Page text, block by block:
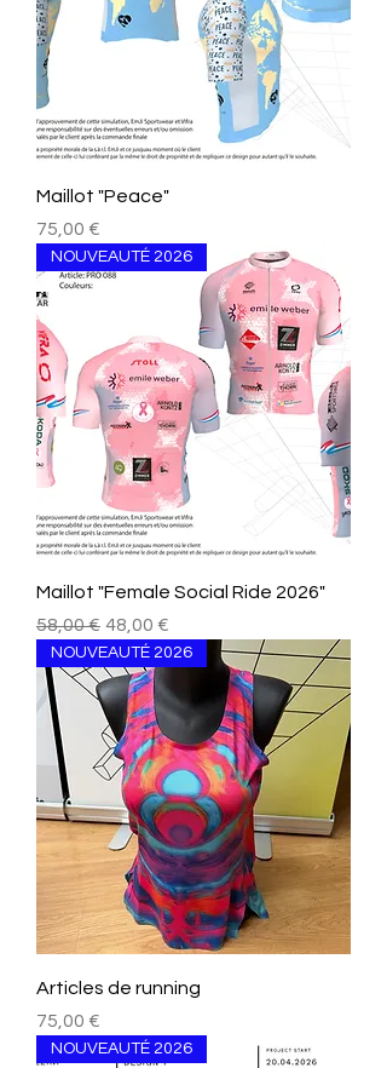
Maillot "Peace"
Prezzo
75,00 €
NOUVEAUTÉ 2026
Maillot "Female Social Ride 2026"
Prezzo regolare
58,00 € Prezzo scontato
48,00 €
NOUVEAUTÉ 2026
Articles de running
Prezzo
75,00 €
NOUVEAUTÉ 2026